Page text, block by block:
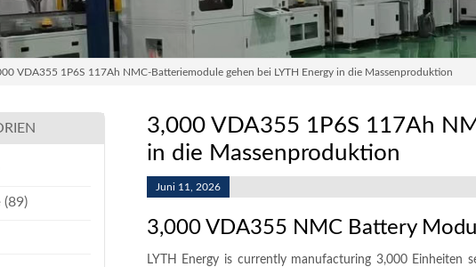
VDA355 1P6S 117Ah NMC-Batteriemodule gehen bei LYTH Energy in die Massenproduktion
3,000 VDA355 1P6S 117Ah
in die Massenproduktion
Juni 11, 2026
3,000 VDA355 NMC Battery
LYTH Energy is currently manufacturing 3,000 Einheiten
(89)